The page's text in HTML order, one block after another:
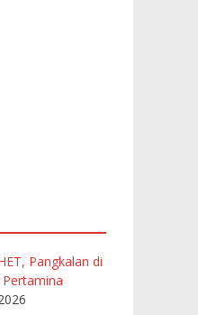
Pangkalan di